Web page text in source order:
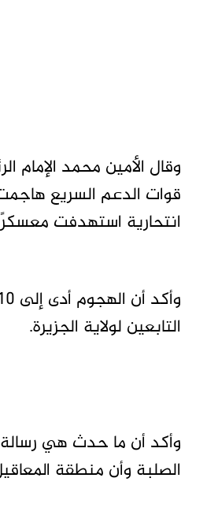
وقال الأمين محمد
قوات الدعم السريع
انتحارية استهدفت
التابعين لولاية الجزيرة.
وأكد أن ما حدث هي
الصلبة وأن منطقة